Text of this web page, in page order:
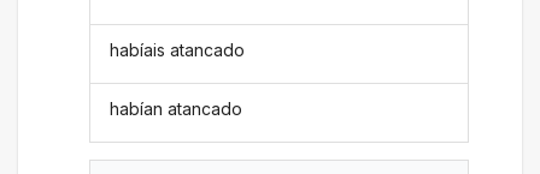
habíais atancado
habían atancado